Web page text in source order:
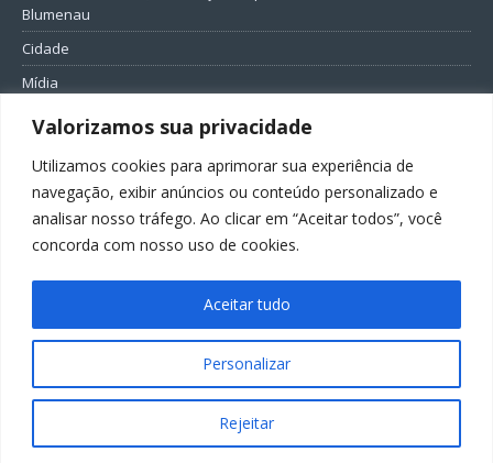
Valorizamos sua privacidade
Utilizamos cookies para aprimorar sua experiência de
navegação, exibir anúncios ou conteúdo personalizado e
analisar nosso tráfego. Ao clicar em “Aceitar todos”, você
concorda com nosso uso de cookies.
Personalizar
Rejeitar
Aceitar tudo
Blumenau
Cidade
Mídia
Entretenimento
Política
FIQUE CONECTADO
Todos os direitos reservados ao Informe Blumenau
GovernarTI